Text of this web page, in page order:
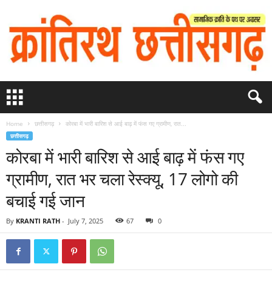
Home छत्तीसगढ़ कोरबा में भारी बारिश से आई बाढ़ में फंस गए ग्रामीण, रात...
छत्तीसगढ़
कोरबा में भारी बारिश से आई बाढ़ में फंस गए
ग्रामीण, रात भर चला रेस्क्यू, 17 लोगो की
बचाई गई जान
By KRANTI RATH - July 7, 2025 67 0